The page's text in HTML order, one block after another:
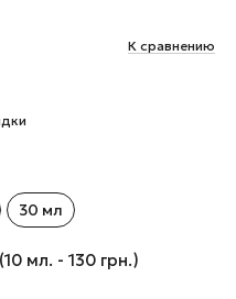
К сравнению
30 мл
мл. - 130 грн.)